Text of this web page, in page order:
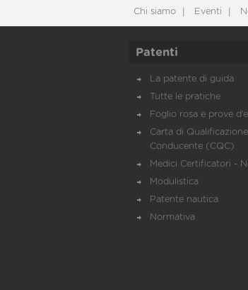
Chi siamo Eventi
Patenti
La patente di guida
Tutte le pratiche
Foglio rosa e prove
Carta di Qualificazione
Conducente (CQC)
Medici Certificatori -
Modulistica
Patente nautica
Normativa